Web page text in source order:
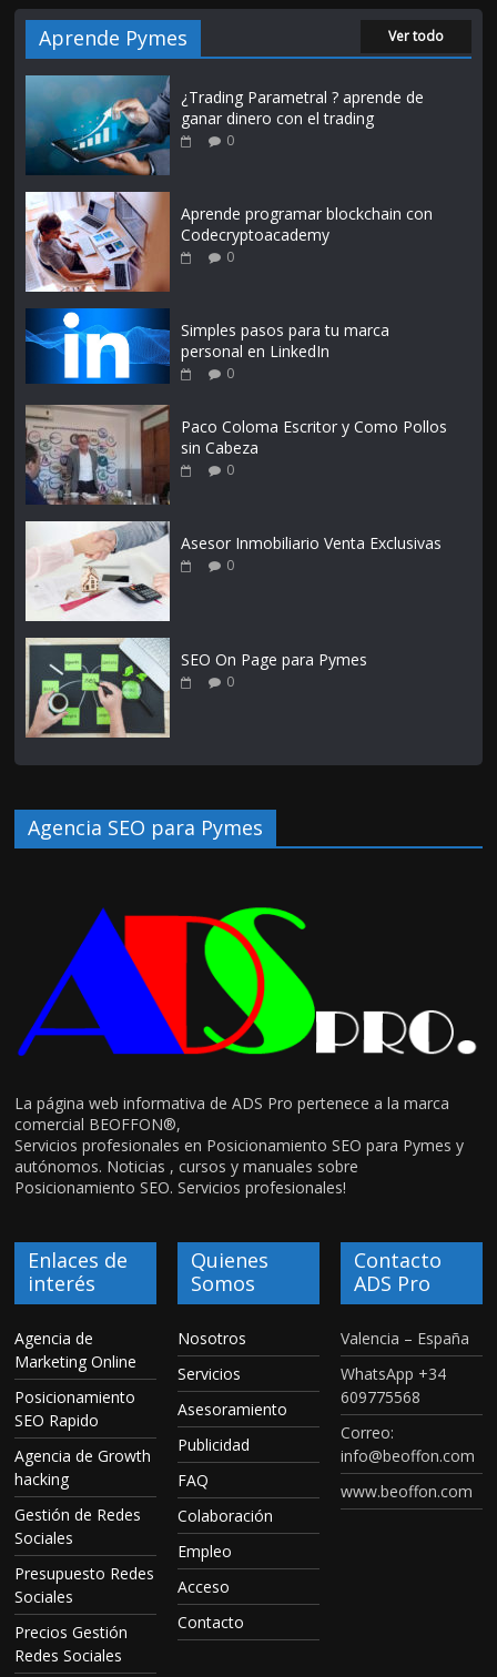
Aprende Pymes Ver todo
¿Trading Parametral ? aprende de
ganar dinero con el trading
0
Aprende programar blockchain con
Codecryptoacademy
0
Simples pasos para tu marca
personal en LinkedIn
0
Paco Coloma Escritor y Como Pollos
sin Cabeza
0
Asesor Inmobiliario Venta Exclusivas
0
SEO On Page para Pymes
0
Agencia SEO para Pymes
La página web informativa de ADS Pro pertenece a la marca
comercial BEOFFON®,
Servicios profesionales en Posicionamiento SEO para Pymes y
autónomos. Noticias , cursos y manuales sobre
Posicionamiento SEO. Servicios profesionales!
Enlaces de
interés
Agencia de
Marketing Online
Posicionamiento
SEO Rapido
Agencia de Growth
hacking
Gestión de Redes
Sociales
Presupuesto Redes
Sociales
Precios Gestión
Redes Sociales
Quienes
Somos
Nosotros
Servicios
Asesoramiento
Publicidad
FAQ
Colaboración
Empleo
Acceso
Contacto
Contacto
ADS Pro
Valencia – España
WhatsApp +34
609775568
Correo:
info@beoffon.com
www.beoffon.com